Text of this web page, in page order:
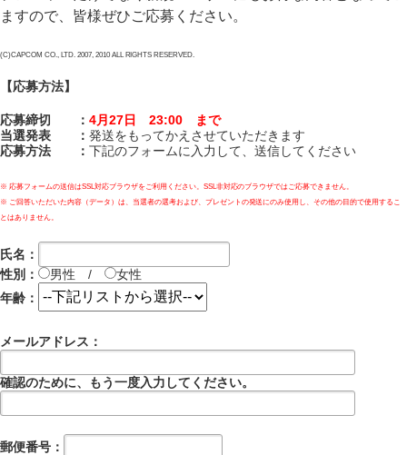
ますので、皆様ぜひご応募ください。
(C)CAPCOM CO., LTD. 2007, 2010 ALL RIGHTS RESERVED.
【応募方法】
応募締切 ： 4月27日 23:00 まで
当選発表 ： 発送をもってかえさせていただきます
応募方法 ： 下記のフォームに入力して、送信してください
※ 応募フォームの送信はSSL対応ブラウザをご利用ください。SSL非対応のブラウザではご応募できません。
※ ご回答いただいた内容（データ）は、当選者の選考および、プレゼントの発送にのみ使用し、その他の目的で使用するこ
とはありません。
氏名：
性別：
男性 /
女性
年齢：
メールアドレス：
確認のために、もう一度入力してください。
郵便番号：